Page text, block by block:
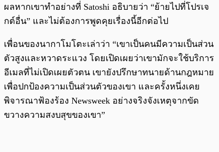
ผลหากเขาทำอย่างที่ Satoshi อธิบายว่า “ย้ายไปที่โปรเจ
กต์อื่น” และไม่ต้องการพูดคุยเรื่องนี้อีกต่อไป
เพื่อนของนากาโมโตะเล่าว่า “เขาเป็นคนมีความเป็นส่วน
ตัวสูงและหวาดระแวง โดยเปิดเผยว่าเขามักจะใช้บริการ
อีเมลที่ไม่เปิดเผยตัวตน เขายังปรึกษาทนายด้านกฎหมาย
เพื่อปกป้องความเป็นส่วนตัวของเขา และครั้งหนึ่งเคย
พิจารณาฟ้องร้อง Newsweek อย่างจริงจังเหตุจากขัด
ขวางความสงบสุขของเขา”